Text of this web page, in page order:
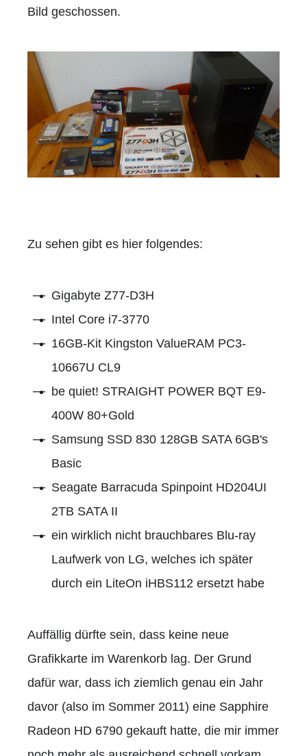
Bild geschossen.
Zu sehen gibt es hier folgendes:
Gigabyte Z77-D3H
Intel Core i7-3770
16GB-Kit Kingston ValueRAM PC3-
10667U CL9
be quiet! STRAIGHT POWER BQT E9-
400W 80+Gold
Samsung SSD 830 128GB SATA 6GB's
Basic
Seagate Barracuda Spinpoint HD204UI
2TB SATA II
ein wirklich nicht brauchbares Blu-ray
Laufwerk von LG, welches ich später
durch ein LiteOn iHBS112 ersetzt habe
Auffällig dürfte sein, dass keine neue
Grafikkarte im Warenkorb lag. Der Grund
dafür war, dass ich ziemlich genau ein Jahr
davor (also im Sommer 2011) eine Sapphire
Radeon HD 6790 gekauft hatte, die mir immer